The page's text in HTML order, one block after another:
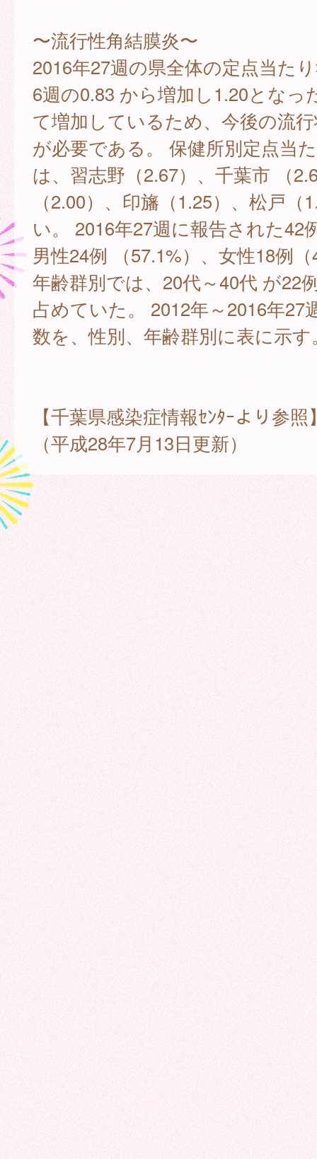
〜流行性角結膜炎〜
2016年27週の県全体の定点当た
6週の0.83 から増加し1.20となっ
て増加しているため、今後の流
が必要である。 保健所別定点当
は、習志野（2.67）、千葉市 （
（2.00）、印旛（1.25）、松戸（
い。 2016年27週に報告された42
男性24例 （57.1%）、女性18例
年齢群別では、20代～40代 が22
占めていた。 2012年～2016年27
数を、性別、年齢群別に表に示す
【千葉県感染症情報ｾﾝﾀｰより参照
（平成28年7月13日更新）